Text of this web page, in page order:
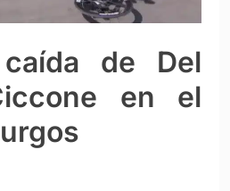
de Del
en el